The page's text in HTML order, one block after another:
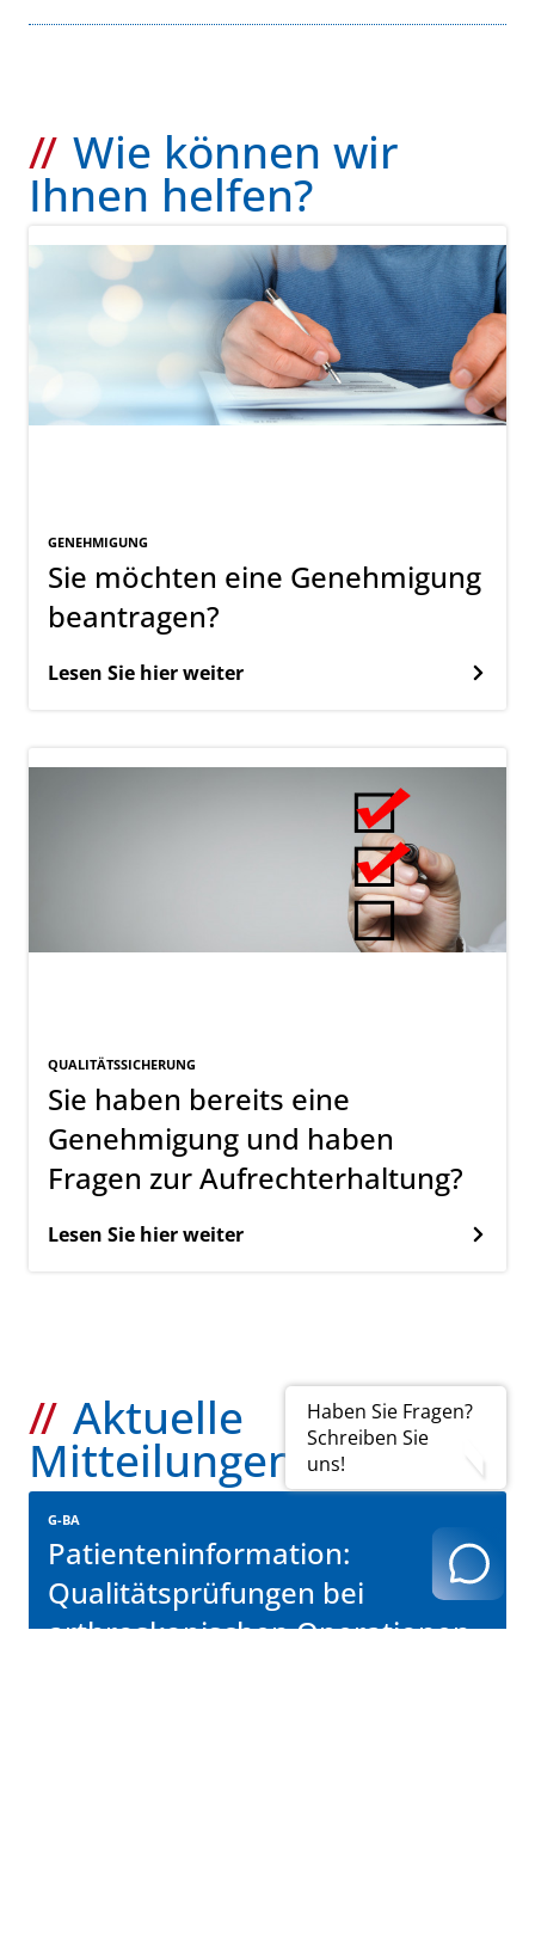
Haben Sie Fragen?
Schreiben Sie
uns!
Wie können wir
Ihnen helfen?
GENEHMIGUNG
Sie möchten eine Genehmigung
beantragen?
Lesen Sie hier weiter
QUALITÄTSSICHERUNG
Sie haben bereits eine
Genehmigung und haben
Fragen zur Aufrechterhaltung?
Lesen Sie hier weiter
Aktuelle
Mitteilungen
G-BA
Patienteninformation:
Qualitätsprüfungen bei
arthroskopischen Operationen